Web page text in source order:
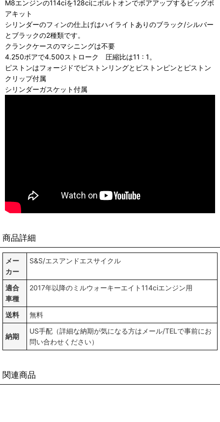
M8エンジンの114ciを128ciにボルトオンでボアアップするビッグボ
アキット
シリンダーのフィンの仕上げはハイライトありのブラック/シルバー
とブラックの2種類です。
クランクケースのマシニングは不要
4.250ボアで4.500ストローク 圧縮比は11 : 1。
ピストンはフォージドでピストンリングとピストンピンとピストン
クリップ付属
シリンダーガスケット付属
商品詳細
メー
カー
S&S/エスアンドエスサイクル
適合
車種
2017年以降のミルウォーキーエイト114ciエンジン用
送料 無料
納期
US手配（詳細な納期が気になる方はメール/TELで事前にお
問い合わせください）
関連商品